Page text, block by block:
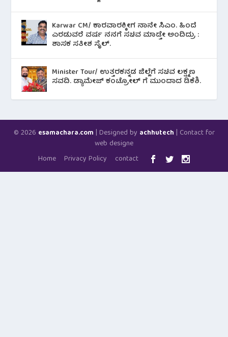
Karwar CM/ ಕಾರವಾರಕ್ಕೀಗ ನಾನೇ ಸಿಎಂ. ಹಿಂದೆ
ಎರಡುವರೆ ವರ್ಷ ನನಗೆ ಸಚಿವ ಮಾಡ್ತೇ ಅಂದಿದ್ರು :
ಶಾಸಕ ಸತೀಶ ಸೈಲ್.
Minister Tour/ ಉತ್ತರಕನ್ನಡ ಜಿಲ್ಲೆಗೆ ಸಚಿವ ಲಕ್ಷ್ಮಣ
ಸವದಿ. ಡ್ಯಾಮೇಜ್ ಕಂಟ್ರೋಲ್ ಗೆ ಮುಂದಾದ ಡಿಕೆಶಿ.
© 2026 esamachara.com | Designed by achhutech | Contact for
web designe
Home
Privacy Policy contact